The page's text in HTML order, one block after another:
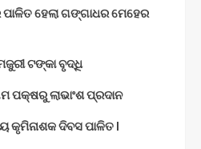
ହେଲା ଗଙ୍ଗାଧର ମେହେର
ଟଙ୍କା ବୃଦ୍ଧି
ପକ୍ଷରୁ ଲାଭାଂଶ ପ୍ରଦାନ
କୃମିନାଶକ ଦିବସ ପାଳିତ l